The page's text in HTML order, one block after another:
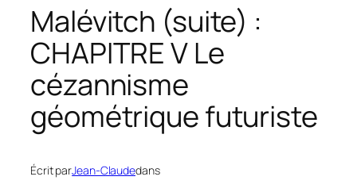
Malévitch (suite) :
CHAPITRE V Le
cézannisme
géométrique futuriste
Écrit parJean-Claudedans